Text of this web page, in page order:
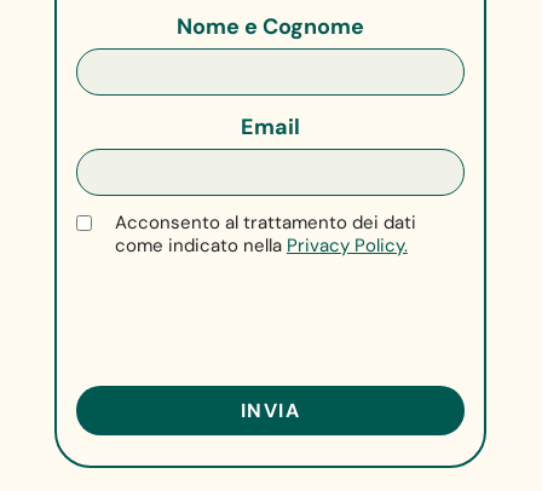
Nome e Cognome
Email
Acconsento al trattamento dei dati
come indicato nella Privacy Policy.